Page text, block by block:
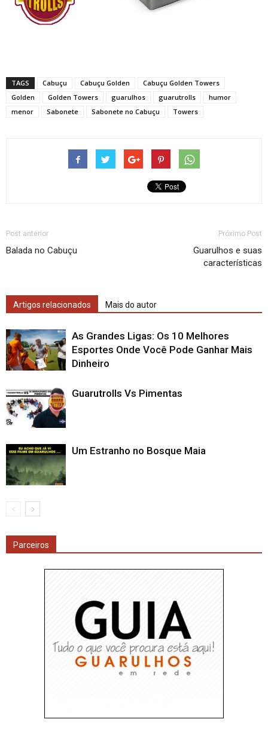
TAGS Cabuçu Cabuçu Golden
Cabuçu Golden Towers
Golden
Golden Towers guarulhos guarutrolls
humor
menor
Sabonete Sabonete no Cabuçu Towers
Post anterior
Balada no Cabuçu
Próximo Post
Guarulhos e suas
características
Artigos relacionados Mais do autor
As Grandes Ligas: Os 10 Melhores
Esportes Onde Você Pode Ganhar Mais
Dinheiro
Guarutrolls Vs Pimentas
Um Estranho no Bosque Maia
Parceiros